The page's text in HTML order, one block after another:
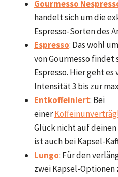
Gourmesso
handelt sich um die
Espresso-Sorten des
Espresso: Das wohl
von Gourmesso findet
Espresso. Hier geht
Intensität 3 bis zur
Entkoffeiniert: Bei
einer
Glück nicht auf deinen
ist auch bei Kapsel-
Lungo: Für den
zwei Kapsel-Optionen